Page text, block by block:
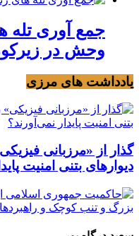
جمع آوری تله
وحش در
یادداشت های مرزی
گذار از «مرزبانی
دیوارهای بتنی امنیت